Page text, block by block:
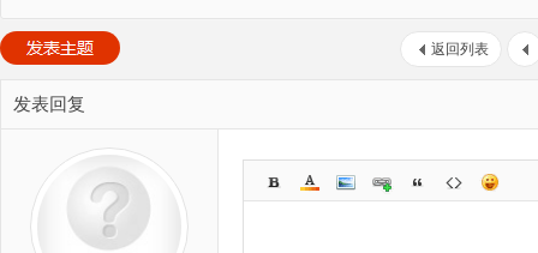
返回列表
发表回复